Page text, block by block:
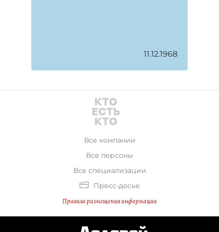
11.12.1968
Все компании
Все персоны
Все специализации
Пресс-досье
Правила размещения информации